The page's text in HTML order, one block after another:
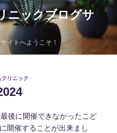
ニックブログサ
イトへようこそ！
クリニック
後に開催できなかったこど
開催することが出来まし